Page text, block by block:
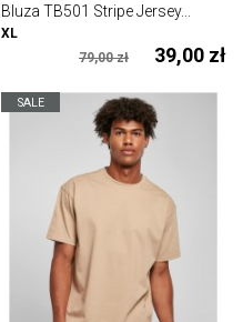
Bluza TB501 Stripe Jersey...
39,00 zł
79,00 zł
XL
SALE